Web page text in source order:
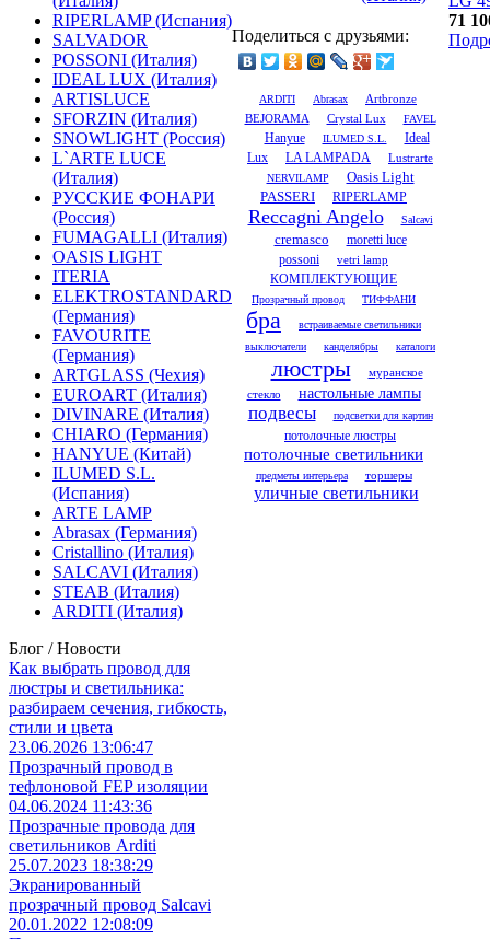
RIPERLAMP (Испания)
SALVADOR
POSSONI (Италия)
IDEAL LUX (Италия)
ARTISLUCE
SFORZIN (Италия)
SNOWLIGHT (Россия)
L`ARTE LUCE
(Италия)
РУССКИЕ ФОНАРИ
(Россия)
FUMAGALLI (Италия)
OASIS LIGHT
ITERIA
ELEKTROSTANDARD
(Германия)
FAVOURITE
(Германия)
ARTGLASS (Чехия)
EUROART (Италия)
DIVINARE (Италия)
CHIARO (Германия)
HANYUE (Китай)
ILUMED S.L.
(Испания)
ARTE LAMP
Abrasax (Германия)
Cristallino (Италия)
SALCAVI (Италия)
STEAB (Италия)
ARDITI (Италия)
Блог / Новости
Как выбрать провод для
люстры и светильника:
разбираем сечения, гибкость,
стили и цвета
23.06.2026 13:06:47
Прозрачный провод в
тефлоновой FEP изоляции
04.06.2024 11:43:36
Прозрачные провода для
светильников Arditi
25.07.2023 18:38:29
Экранированный
прозрачный провод Salcavi
20.01.2022 12:08:09
Поделиться с друзьями:
ARDITI Abrasax Artbronze
BEJORAMA Crystal Lux FAVEL
Hanyue ILUMED S.L.
Ideal
Lux
LA LAMPADA Lustrarte
NERVILAMP Oasis Light
PASSERI RIPERLAMP
Reccagni Angelo Salcavi
cremasco moretti luce
possoni vetri lamp
КОМПЛЕКТУЮЩИЕ
Прозрачный провод ТИФФАНИ
бра
встраиваемые светильники
выключатели
канделябры каталоги
люстры
муранское
стекло
настольные лампы
подвесы подсветки для картин
потолочные люстры
потолочные светильники
предметы интерьера торшеры
уличные светильники
71